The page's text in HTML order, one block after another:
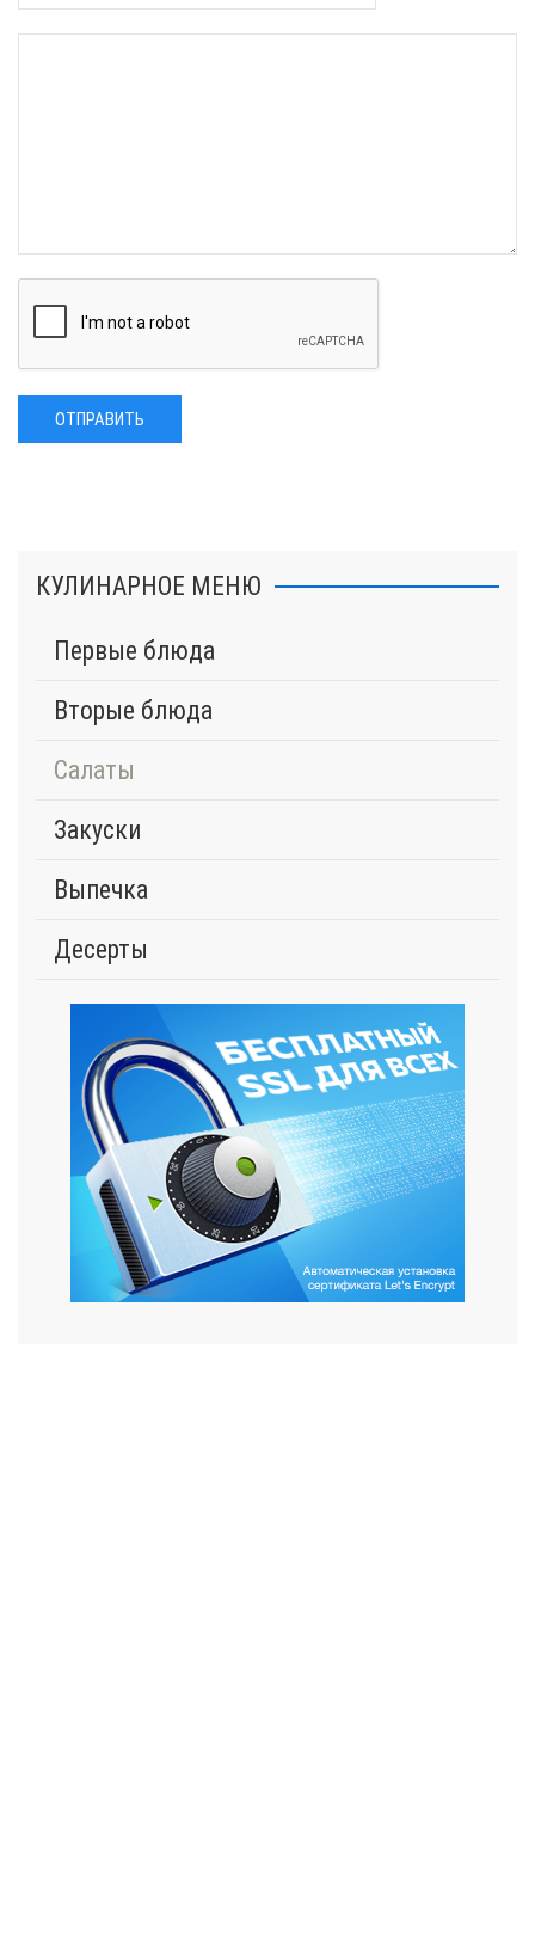
ОТПРАВИТЬ
КУЛИНАРНОЕ МЕНЮ
Первые блюда
Вторые блюда
Салаты
Закуски
Выпечка
Десерты